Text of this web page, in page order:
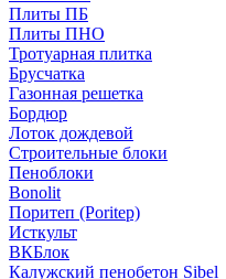
Плиты ПБ
Плиты ПНО
Тротуарная плитка
Брусчатка
Газонная решетка
Бордюр
Лоток дождевой
Строительные блоки
Пеноблоки
Bonolit
Поритеп (Poritep)
Исткульт
ВКБлок
Калужский пенобетон Sibel